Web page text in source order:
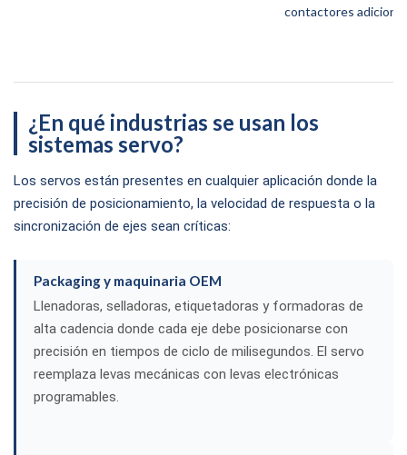
contactores
¿En qué industrias se usan los
sistemas servo?
Los servos están presentes en cualquier aplicación donde la
precisión de posicionamiento, la velocidad de respuesta o la
sincronización de ejes sean críticas:
Packaging y maquinaria OEM
Llenadoras, selladoras, etiquetadoras y formadoras de
alta cadencia donde cada eje debe posicionarse con
precisión en tiempos de ciclo de milisegundos. El servo
reemplaza levas mecánicas con levas electrónicas
programables.